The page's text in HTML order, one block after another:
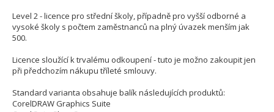
Level 2 - licence pro střední školy, případně pro vyšší odborné a
vysoké školy s počtem zaměstnanců na plný úvazek menším jak
500.
Licence sloužící k trvalému odkoupení - tuto je možno zakoupit jen
při předchozím nákupu tříleté smlouvy.
Standard varianta obsahuje balík následujících produktů:
CorelDRAW Graphics Suite